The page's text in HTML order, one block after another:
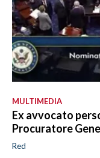
MULTIMEDIA
Ex avvocato
Procuratore
Red